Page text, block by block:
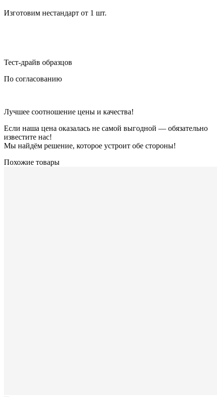
Изготовим нестандарт от 1 шт.
Тест-драйв образцов
По согласованию
Лучшее соотношение цены и качества!
Если наша цена оказалась не самой выгодной — обязательно
известите нас!
Мы найдём решение, которое устроит обе стороны!
Похожие товары